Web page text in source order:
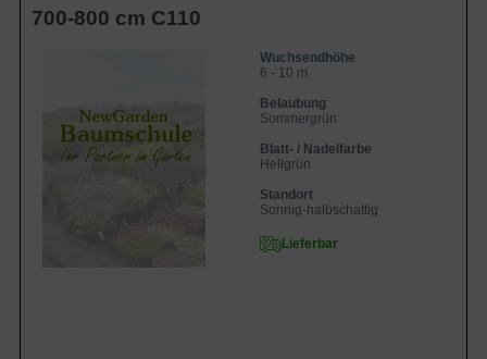
700-800 cm C110
Wuchsendhöhe
6 - 10 m
Belaubung
Sommergrün
Blatt- / Nadelfarbe
Hellgrün
Standort
Sonnig-halbschattig
Lieferbar